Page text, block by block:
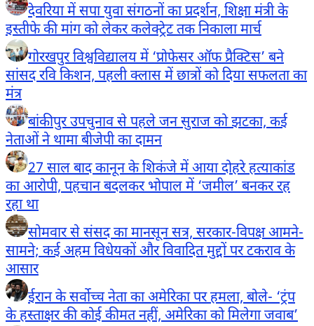
देवरिया में सपा युवा संगठनों का प्रदर्शन, शिक्षा मंत्री के
इस्तीफे की मांग को लेकर कलेक्ट्रेट तक निकाला मार्च
गोरखपुर विश्वविद्यालय में ‘प्रोफेसर ऑफ प्रैक्टिस’ बने
सांसद रवि किशन, पहली क्लास में छात्रों को दिया सफलता का
मंत्र
बांकीपुर उपचुनाव से पहले जन सुराज को झटका, कई
नेताओं ने थामा बीजेपी का दामन
27 साल बाद कानून के शिकंजे में आया दोहरे हत्याकांड
का आरोपी, पहचान बदलकर भोपाल में ‘जमील’ बनकर रह
रहा था
सोमवार से संसद का मानसून सत्र, सरकार-विपक्ष आमने-
सामने; कई अहम विधेयकों और विवादित मुद्दों पर टकराव के
आसार
ईरान के सर्वोच्च नेता का अमेरिका पर हमला, बोले- ‘ट्रंप
के हस्ताक्षर की कोई कीमत नहीं, अमेरिका को मिलेगा जवाब’